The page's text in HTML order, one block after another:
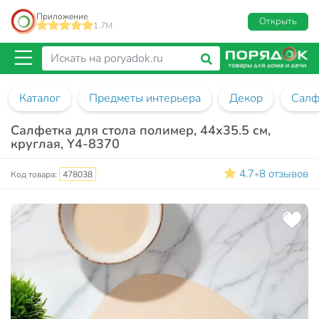
Приложение
1.7M
Открыть
Каталог Предметы интерьера Декор
Салфетка для стола полимер, 44х35.5 см,
круглая, Y4-8370
Код товара: 478038 4.7•8 отзывов